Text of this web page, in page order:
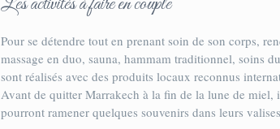
Pour se détendre tout en prenant soin de son corps,
massage en duo, sauna, hammam traditionnel, soins
sont réalisés avec des produits locaux reconnus
Avant de quitter Marrakech à la fin de la lune de miel,
pourront ramener quelques souvenirs dans leurs